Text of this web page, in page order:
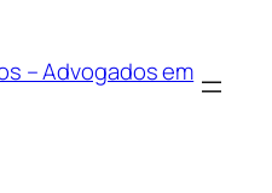
– Advogados em